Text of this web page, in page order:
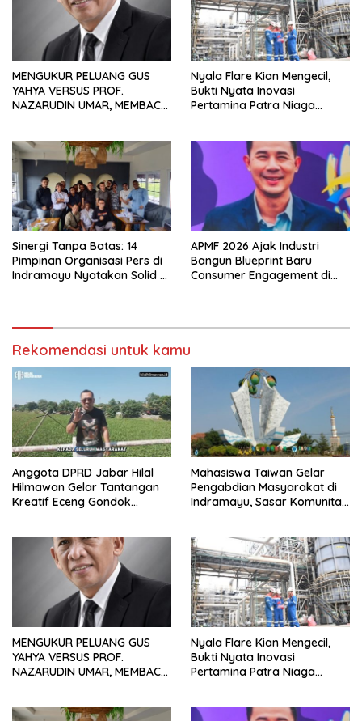
MENGUKUR PELUANG GUS
YAHYA VERSUS PROF.
NAZARUDIN UMAR, MEMBACA
Nyala Flare Kian Mengecil,
Bukti Nyata Inovasi
Pertamina Patra Niaga
Sinergi Tanpa Batas: 14
Pimpinan Organisasi Pers di
Indramayu Nyatakan Solid di
APMF 2026 Ajak Industri
Bangun Blueprint Baru
Consumer Engagement di
Rekomendasi untuk kamu
Anggota DPRD Jabar Hilal
Hilmawan Gelar Tantangan
Kreatif Eceng Gondok
Mahasiswa Taiwan Gelar
Pengabdian Masyarakat di
Indramayu, Sasar Komunitas
MENGUKUR PELUANG GUS
YAHYA VERSUS PROF.
NAZARUDIN UMAR, MEMBACA
Nyala Flare Kian Mengecil,
Bukti Nyata Inovasi
Pertamina Patra Niaga